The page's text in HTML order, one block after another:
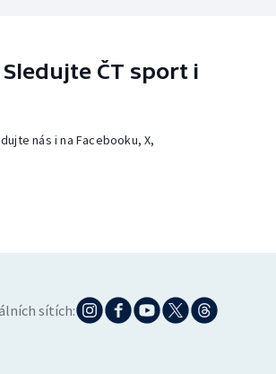
ČT sport i
nás i na Facebooku, X,
sítích: